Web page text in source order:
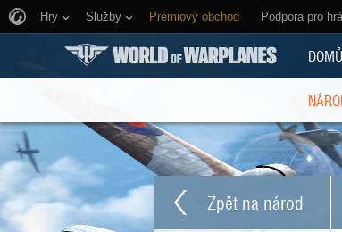
Hry Služby Prémiový obchod Podpora pro
DOMŮ
Zpět na národ